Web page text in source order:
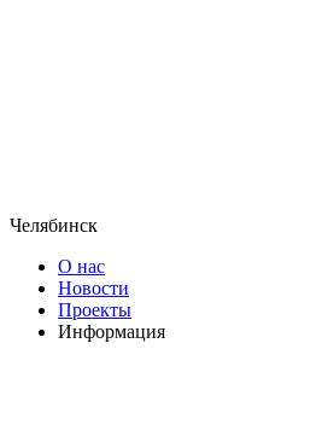
Челябинск
О нас
Новости
Проекты
Информация